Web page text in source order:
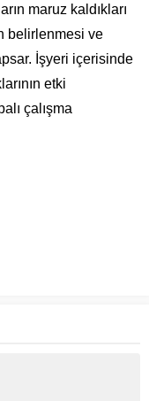
maruz kaldıkları
belirlenmesi ve
İşyeri içerisinde
etki
çalışma